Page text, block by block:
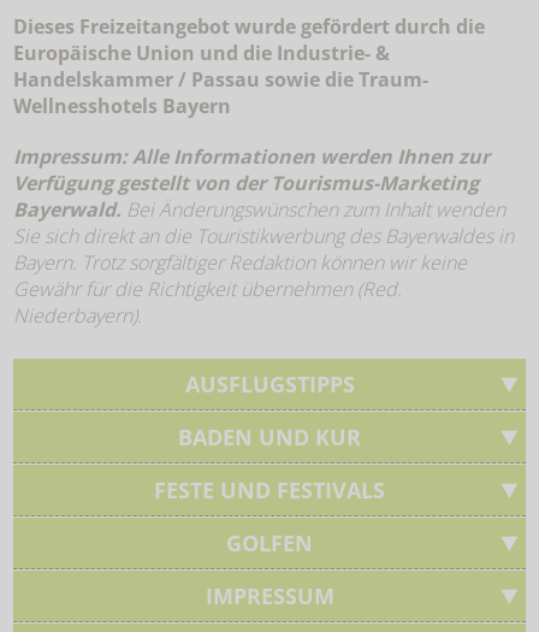
Dieses Freizeitangebot wurde gefördert durch die
Europäische Union und die Industrie- &
Handelskammer / Passau sowie dieTraum-
Wellnesshotels Bayern
Impressum: Alle Informationen werden Ihnen zur
Verfügung gestellt von der Tourismus-Marketing
Bayerwald. Bei Änderungswünschen zum Inhalt wenden
Sie sich direkt an die Touristikwerbung des Bayerwaldes in
Bayern. Trotz sorgfältiger Redaktion können wir keine
Gewähr für die Richtigkeit übernehmen (Red.
Niederbayern).
AUSFLUGSTIPPS
BADEN UND KUR
FESTE UND FESTIVALS
GOLFEN
IMPRESSUM